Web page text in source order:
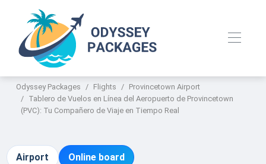
Odyssey Packages Flights
Provincetown Airport
Tablero de Vuelos en Línea del Aeropuerto de Provincetown
(PVC): Tu Compañero de Viaje en Tiempo Real
Airport Online board